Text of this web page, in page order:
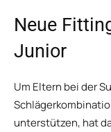
Neue
Junior
Um Eltern bei der
unterstützen, hat